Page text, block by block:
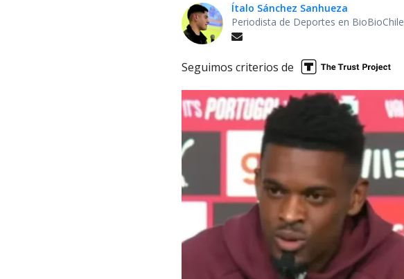
Ítalo Sánchez Sanhueza
Periodista de Deportes en BioBioChile
Seguimos criterios de